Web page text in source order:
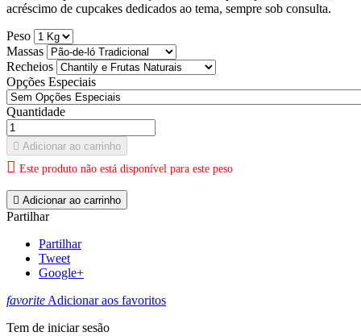
acréscimo de cupcakes dedicados ao tema, sempre sob consulta.
Peso
Massas
Recheios
Opções Especiais
Quantidade
 Adicionar ao carrinho
 Este produto não está disponível para este peso
 Adicionar ao carrinho
Partilhar
Partilhar
Tweet
Google+
favoriteAdicionar aos favoritos
Tem de iniciar sesão